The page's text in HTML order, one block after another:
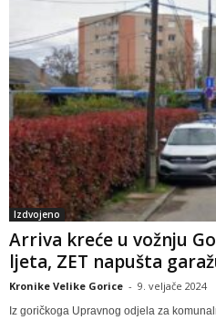
Izdvojeno
Arriva kreće u vožnju
ljeta, ZET napušta
Kronike Velike Gorice - 9. veljače 2024
Iz goričkoga Upravnog odjela za